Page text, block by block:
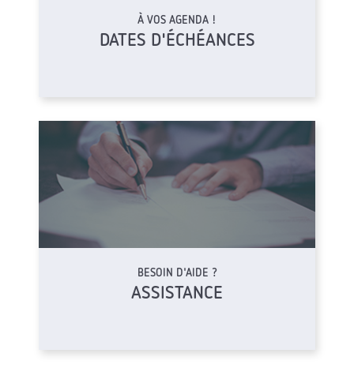
À VOS AGENDA !
DATES D'ÉCHÉANCES
BESOIN D'AIDE ?
ASSISTANCE